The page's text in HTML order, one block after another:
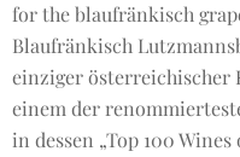
for the blaufränkisch
Blaufränkisch
einziger österreichischer
einem der
in dessen „Top 100